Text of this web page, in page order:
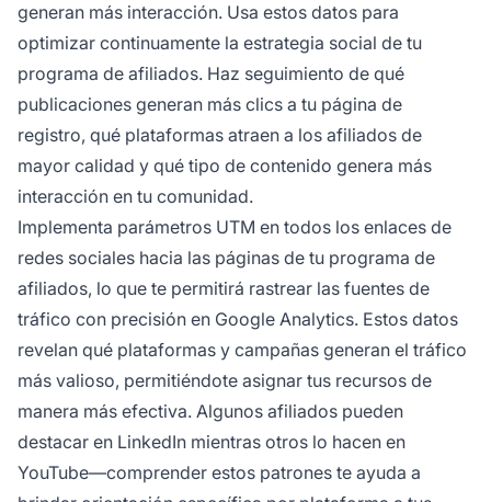
generan más interacción. Usa estos datos para
optimizar continuamente la estrategia social de tu
programa de afiliados. Haz seguimiento de qué
publicaciones generan más clics a tu página de
registro, qué plataformas atraen a los afiliados de
mayor calidad y qué tipo de contenido genera más
interacción en tu comunidad.
Implementa parámetros UTM en todos los enlaces de
redes sociales hacia las páginas de tu programa de
afiliados, lo que te permitirá rastrear las fuentes de
tráfico con precisión en Google Analytics. Estos datos
revelan qué plataformas y campañas generan el tráfico
más valioso, permitiéndote asignar tus recursos de
manera más efectiva. Algunos afiliados pueden
destacar en LinkedIn mientras otros lo hacen en
YouTube—comprender estos patrones te ayuda a